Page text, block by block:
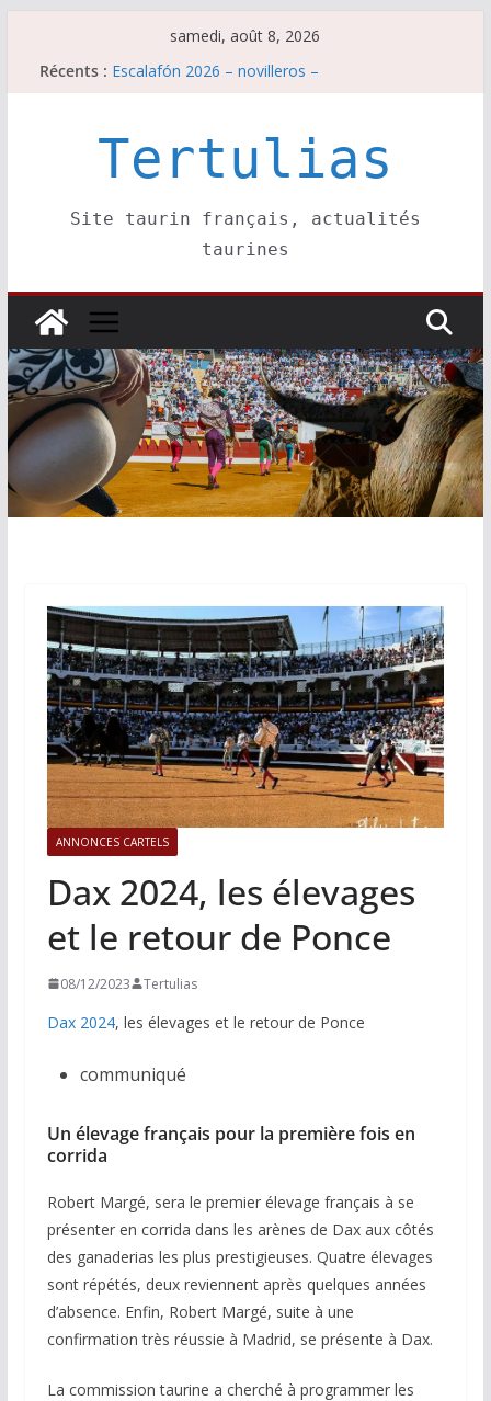
samedi, août 8, 2026
Récents : Escalafón 2026 – novilleros –
Les brèves du vendredi 7 août
Escalafón 2026 – matadors de toros-
Tertulias
Site taurin français, actualités
taurines
ANNONCES CARTELS
Dax 2024, les élevages
et le retour de Ponce
08/12/2023 Tertulias
Dax 2024, les élevages et le retour de Ponce
communiqué
Un élevage français pour la première fois en
corrida
Robert Margé, sera le premier élevage français à se
présenter en corrida dans les arènes de Dax aux côtés
des ganaderias les plus prestigieuses. Quatre élevages
sont répétés, deux reviennent après quelques années
d’absence. Enfin, Robert Margé, suite à une
confirmation très réussie à Madrid, se présente à Dax.
La commission taurine a cherché à programmer les